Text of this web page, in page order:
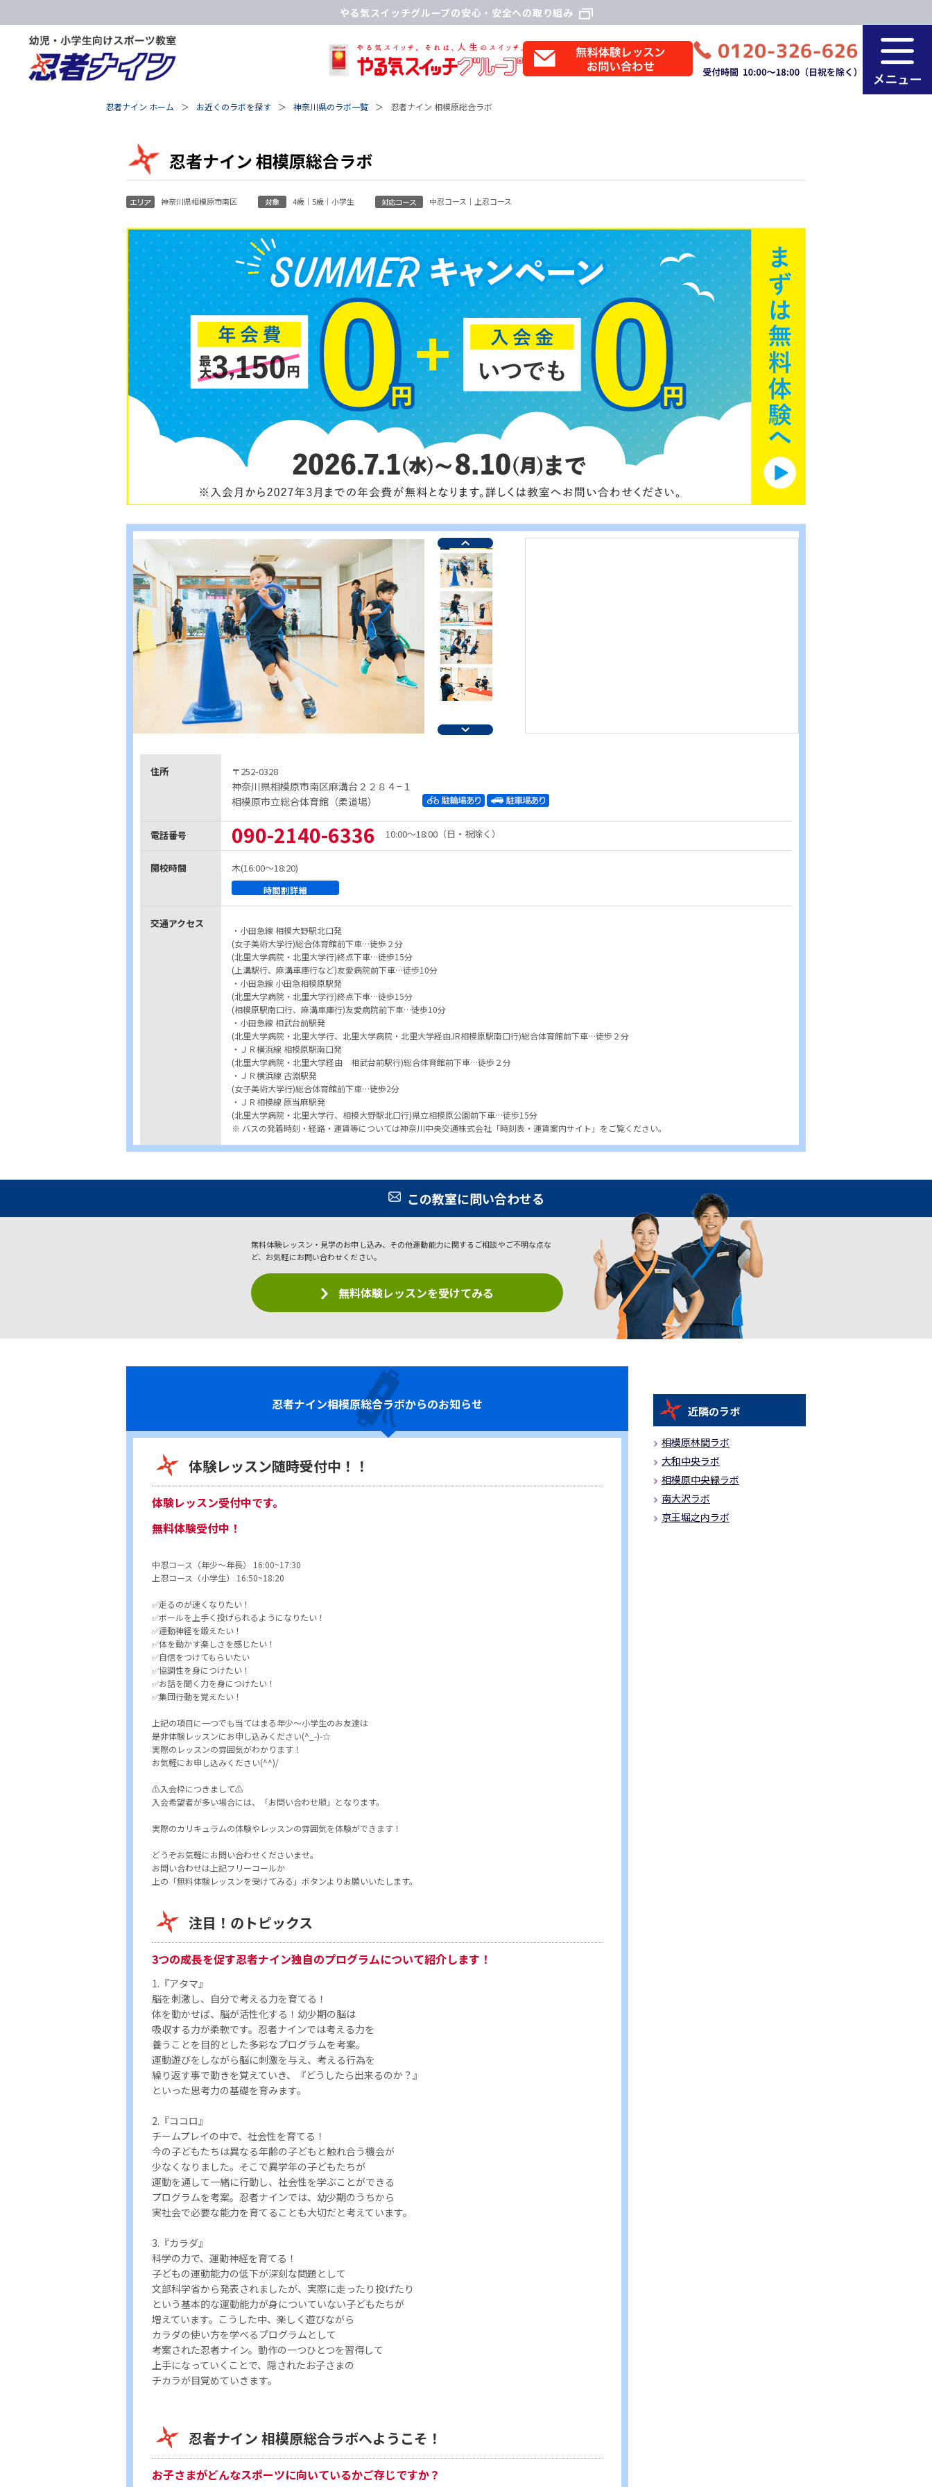
やる気スイッチグループの安心・安全への取り組み
忍者ナイン ホーム お近くのラボを探す 神奈川県のラボ一覧 忍者ナイン 相模原総合ラボ
忍者ナイン 相模原総合ラボ
神奈川県相模原市南区 4歳｜5歳｜小学生 中忍コース｜上忍コース
住所 〒252-0328
神奈川県相模原市南区麻溝台２２８４−１
相模原市立総合体育館（柔道場）
電話番号 090-2140-6336 10:00～18:00（日・祝除く）
開校時間 木(16:00〜18:20)
時間割詳細
交通アクセス
・小田急線 相模大野駅北口発
(女子美術大学行)総合体育館前下車…徒歩２分
(北里大学病院・北里大学行)終点下車…徒歩15分
(上溝駅行、麻溝車庫行など)友愛病院前下車…徒歩10分
・小田急線 小田急相模原駅発
(北里大学病院・北里大学行)終点下車…徒歩15分
(相模原駅南口行、麻溝車庫行)友愛病院前下車…徒歩10分
・小田急線 相武台前駅発
(北里大学病院・北里大学行、北里大学病院・北里大学経由JR相模原駅南口行)総合体育館前下車…徒歩２分
・ＪＲ横浜線 相模原駅南口発
(北里大学病院・北里大学経由 相武台前駅行)総合体育館前下車…徒歩２分
・ＪＲ横浜線 古淵駅発
(女子美術大学行)総合体育館前下車…徒歩2分
・ＪＲ相模線 原当麻駅発
(北里大学病院・北里大学行、相模大野駅北口行)県立相模原公園前下車…徒歩15分
※ バスの発着時刻・経路・運賃等については神奈川中央交通株式会社「時刻表・運賃案内サイト」をご覧ください。
この教室に問い合わせる
無料体験レッスン・見学のお申し込み、その他運動能力に関するご相談やご不明な点な
ど、お気軽にお問い合わせください。
無料体験レッスンを受けてみる
忍者ナイン相模原総合ラボからのお知らせ
体験レッスン随時受付中！！
体験レッスン受付中です。
無料体験受付中！
中忍コース（年少～年長） 16:00~17:30
上忍コース（小学生） 16:50~18:20
✅走るのが速くなりたい！
✅ボールを上手く投げられるようになりたい！
✅運動神経を鍛えたい！
✅体を動かす楽しさを感じたい！
✅自信をつけてもらいたい
✅協調性を身につけたい！
✅お話を聞く力を身につけたい！
✅集団行動を覚えたい！
上記の項目に一つでも当てはまる年少～小学生のお友達は
是非体験レッスンにお申し込みください(^_-)-☆
実際のレッスンの雰囲気がわかります！
お気軽にお申し込みください(^^)/
⚠️入会枠につきまして⚠️
入会希望者が多い場合には、「お問い合わせ順」となります。
実際のカリキュラムの体験やレッスンの雰囲気を体験ができます！
どうぞお気軽にお問い合わせくださいませ。
お問い合わせは上記フリーコールか
上の「無料体験レッスンを受けてみる」ボタンよりお願いいたします。
注目！のトピックス
3つの成長を促す忍者ナイン独自のプログラムについて紹介します！
1.『アタマ』
脳を刺激し、自分で考える力を育てる！
体を動かせば、脳が活性化する！幼少期の脳は
吸収する力が柔軟です。忍者ナインでは考える力を
養うことを目的とした多彩なプログラムを考案。
運動遊びをしながら脳に刺激を与え、考える行為を
繰り返す事で動きを覚えていき、『どうしたら出来るのか？』
といった思考力の基礎を育みます。
2.『ココロ』
チームプレイの中で、社会性を育てる！
今の子どもたちは異なる年齢の子どもと触れ合う機会が
少なくなりました。そこで異学年の子どもたちが
運動を通して一緒に行動し、社会性を学ぶことができる
プログラムを考案。忍者ナインでは、幼少期のうちから
実社会で必要な能力を育てることも大切だと考えています。
3.『カラダ』
科学の力で、運動神経を育てる！
子どもの運動能力の低下が深刻な問題として
文部科学省から発表されましたが、実際に走ったり投げたり
という基本的な運動能力が身についていない子どもたちが
増えています。こうした中、楽しく遊びながら
カラダの使い方を学べるプログラムとして
考案された忍者ナイン。動作の一つひとつを習得して
上手になっていくことで、隠されたお子さまの
チカラが目覚めていきます。
忍者ナイン 相模原総合ラボへようこそ！
お子さまがどんなスポーツに向いているかご存じですか？
近隣のラボ
相模原林間ラボ
大和中央ラボ
相模原中央緑ラボ
南大沢ラボ
京王堀之内ラボ